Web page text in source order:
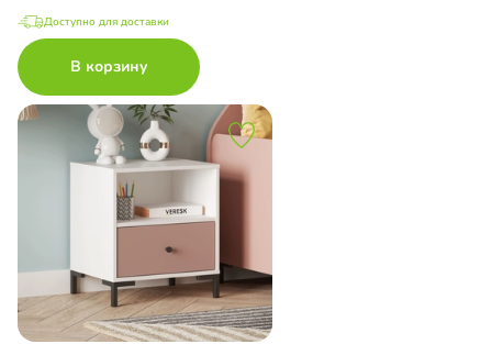
Доступно для доставки
В корзину